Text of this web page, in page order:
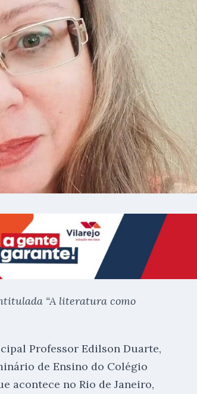
“A literatura como
Professor Edilson Duarte,
de Ensino do Colégio
acontece no Rio de Janeiro,